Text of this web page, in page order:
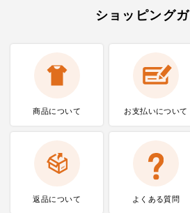
ショッピング
商品について お支払いについて
返品について よくある質問